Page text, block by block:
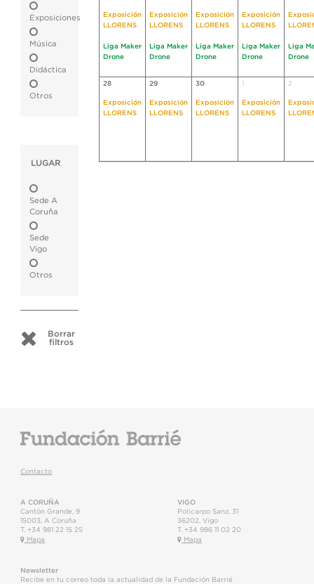
Exposiciones
Música
Didáctica
Otros
LUGAR
Sede A
Coruña
Sede
Vigo
Otros
Borrar
filtros
Exposición
LLORENS
Liga Maker
Drone
Exposición
LLORENS
Liga Maker
Drone
Exposición
LLORENS
Liga Maker
Drone
Exposición
LLORENS
Liga Maker
Drone
Liga
Drone
28
Exposición
LLORENS
29
Exposición
LLORENS
30
Exposición
LLORENS
Exposición
LLORENS
2
Contacto
A CORUÑA
Cantón Grande, 9
15003
A Coruña
T. +34 981 22 15 25
Mapa
VIGO
Policarpo Sanz, 31
36202 Vigo
T. +34 986 11 02 20
Mapa
Newsletter
Recibe en tu correo toda la actualidad de la Fundación Barrié